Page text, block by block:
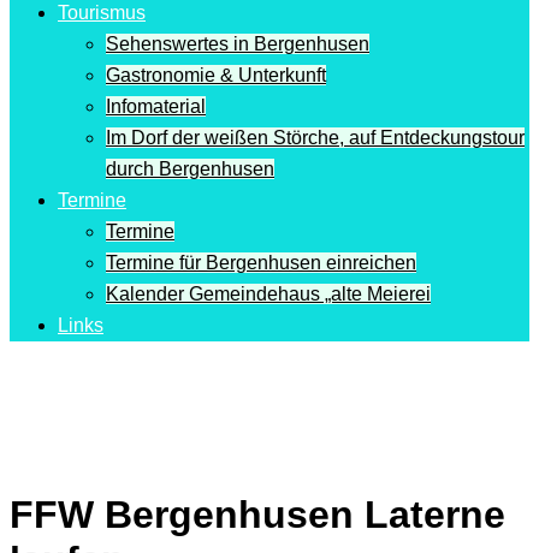
Tourismus
Sehenswertes in Bergenhusen
Gastronomie & Unterkunft
Infomaterial
Im Dorf der weißen Störche, auf Entdeckungstour
durch Bergenhusen
Termine
Termine
Termine für Bergenhusen einreichen
Kalender Gemeindehaus „alte Meierei
Links
FFW Bergenhusen Laterne